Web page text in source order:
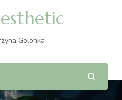
Golonka